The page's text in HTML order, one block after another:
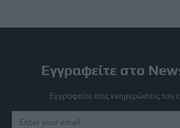
Εγγραφείτε στο
Εγγραφείτε στις ενημερώσεις του